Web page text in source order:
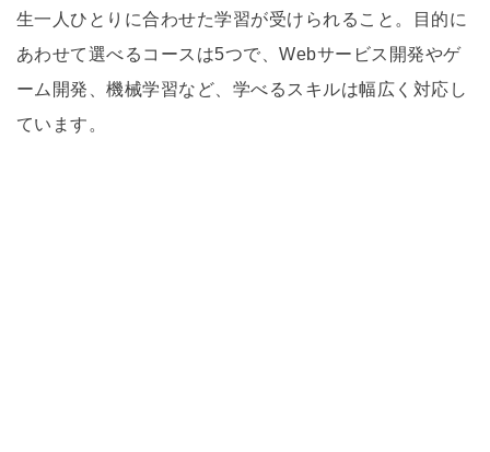
生一人ひとりに合わせた学習が受けられること。目的に
あわせて選べるコースは5つで、Webサービス開発やゲ
ーム開発、機械学習など、学べるスキルは幅広く対応し
ています。